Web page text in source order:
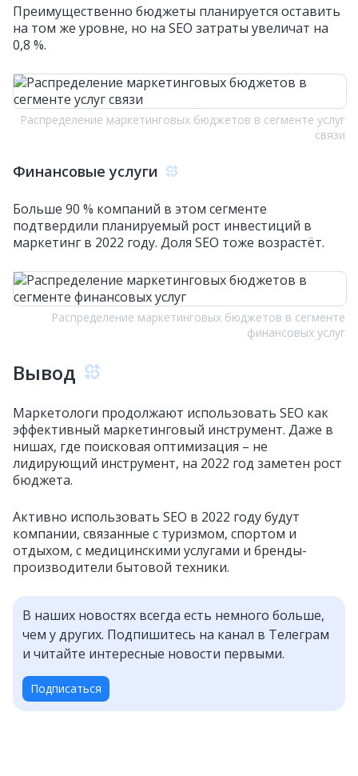
Преимущественно бюджеты планируется оставить
на том же уровне, но на SEO затраты увеличат на
0,8 %.
Распределение маркетинговых бюджетов в сегменте услуг
связи
Финансовые услуги
Больше 90 % компаний в этом сегменте
подтвердили планируемый рост инвестиций в
маркетинг в 2022 году. Доля SEO тоже возрастёт.
Распределение маркетинговых бюджетов в сегменте
финансовых услуг
Вывод
Маркетологи продолжают использовать SEO как
эффективный маркетинговый инструмент. Даже в
нишах, где поисковая оптимизация – не
лидирующий инструмент, на 2022 год заметен рост
бюджета.
Активно использовать SEO в 2022 году будут
компании, связанные с туризмом, спортом и
отдыхом, с медицинскими услугами и бренды-
производители бытовой техники.
В наших новостях всегда есть немного больше,
чем у других. Подпишитесь на канал в Телеграм
и читайте интересные новости первыми.
Подписаться